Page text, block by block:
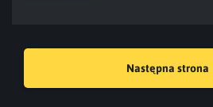
Następna strona